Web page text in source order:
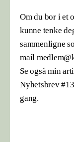
Om du bor i et
kunne tenke
sammenligne
mail
Se også min
Nyhetsbrev
gang.